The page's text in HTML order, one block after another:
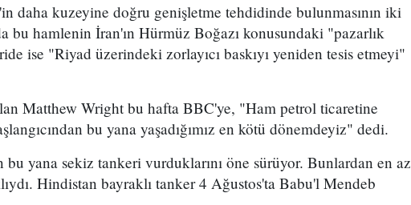
daha kuzeyine doğru genişletme tehdidinde bulunmasının iki
bu hamlenin İran'ın Hürmüz Boğazı konusundaki "pazarlık
ise "Riyad üzerindeki zorlayıcı baskıyı yeniden tesis etmeyi"
Matthew Wright bu hafta BBC'ye, "Ham petrol ticaretine
bu yana yaşadığımız en kötü dönemdeyiz" dedi.
yana sekiz tankeri vurduklarını öne sürüyor. Bunlardan en az
Hindistan bayraklı tanker 4 Ağustos'ta Babu'l Mendeb